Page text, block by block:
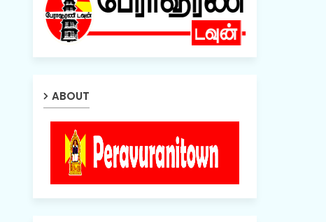
ABOUT